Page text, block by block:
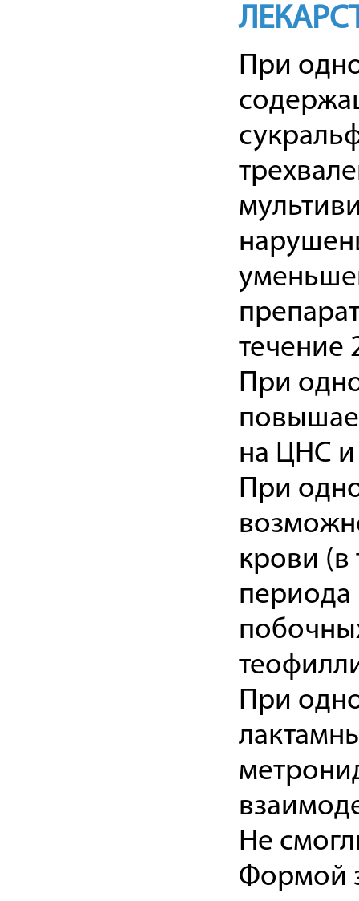
При
течение
При
на ЦНС и
При
крови (в
периода
При
Не
Формой